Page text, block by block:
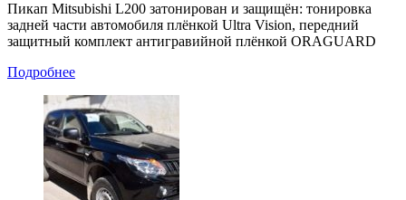
Пикап Mitsubishi L200 затонирован и защищён: тонировка
задней части автомобиля плёнкой Ultra Vision, передний
защитный комплект антигравийной плёнкой ORAGUARD
Подробнее